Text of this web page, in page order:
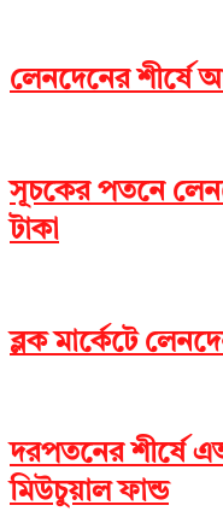
লেনদেনের শীর্ষে
সূচকের পতনে
টাকা
ব্লক মার্কেটে
দরপতনের শীর্ষে
মিউচুয়াল ফান্ড